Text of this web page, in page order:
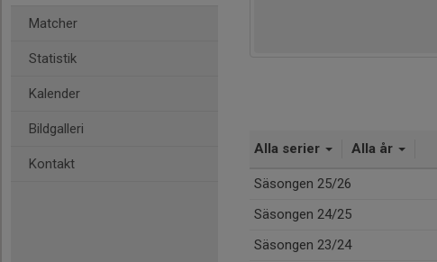
Matcher
Statistik
Kalender
Bildgalleri
Kontakt
Alla serier Alla år
Säsongen 25/26
Säsongen 24/25
Säsongen 23/24